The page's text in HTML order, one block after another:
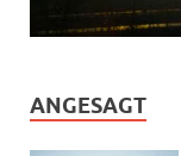
ANGESAGT